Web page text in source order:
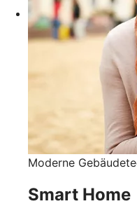
Moderne
Smart Home